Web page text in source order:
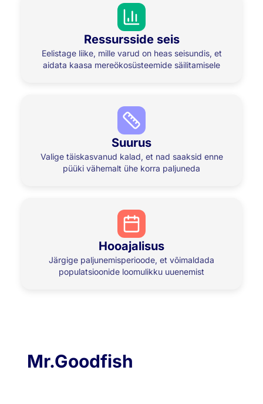
Ressursside seis
Eelistage liike, mille varud on heas seisundis, et
aidata kaasa mereökosüsteemide säilitamisele
Suurus
Valige täiskasvanud kalad, et nad saaksid enne
püüki vähemalt ühe korra paljuneda
Hooajalisus
Järgige paljunemisperioode, et võimaldada
populatsioonide loomulikku uuenemist
Mr.Goodfish